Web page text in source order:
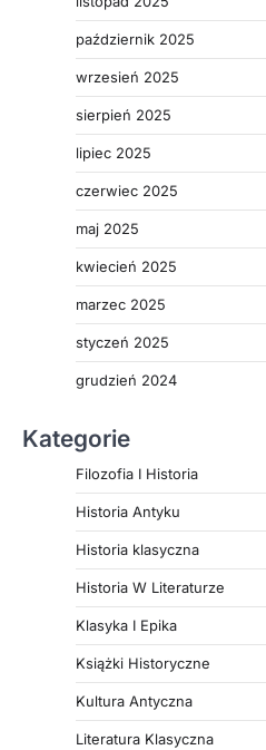
październik 2025
wrzesień 2025
sierpień 2025
lipiec 2025
czerwiec 2025
maj 2025
kwiecień 2025
marzec 2025
styczeń 2025
grudzień 2024
Kategorie
Filozofia I Historia
Historia Antyku
Historia klasyczna
Historia W Literaturze
Klasyka I Epika
Książki Historyczne
Kultura Antyczna
Literatura Klasyczna